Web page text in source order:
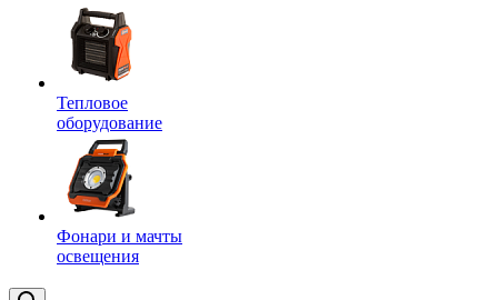
Тепловое
оборудование
Фонари и мачты
освещения